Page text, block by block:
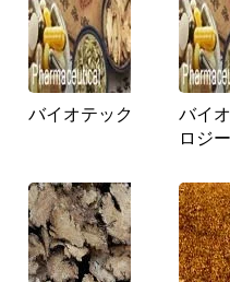
バイオテック
バイ
ロジ